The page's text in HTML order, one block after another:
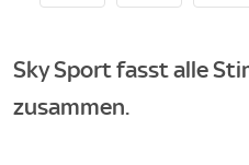
Sky Sport fasst alle
zusammen.